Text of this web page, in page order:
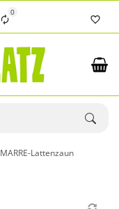
0
MARRE-Lattenzaun